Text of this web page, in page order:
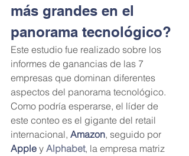
más grandes en el
panorama tecnológico?
Este estudio fue realizado sobre los
informes de ganancias de las 7
empresas que dominan diferentes
aspectos del panorama tecnológico.
Como podría esperarse, el líder de
este conteo es el gigante del retail
internacional, Amazon, seguido por
Apple y Alphabet, la empresa matriz